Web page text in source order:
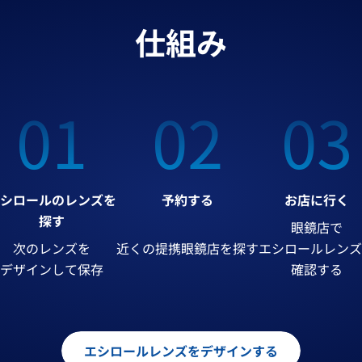
仕組み
01
ロールのレンズを
探す
次のレンズを
デザインして保存
02
予約する
近くの提携眼鏡店を探す
03
お店に行く
眼鏡店で
エシロールレン
確認する
エシロールレンズをデザインする